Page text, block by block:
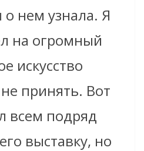
о нем узнала. Я
на огромный
искусство
принять. Вот
всем подряд
выставку, но